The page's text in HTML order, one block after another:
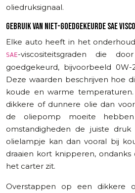
oliedruksignaal.
GEBRUIK VAN NIET-GOEDGEKEURDE SAE
Elke auto heeft in het
SAE-viscositeitsgraden die
goedgekeurd, bijvoorbeeld
Deze waarden beschrijven hoe
koude en warme
dikkere of dunnere olie dan
de oliepomp moeite
omstandigheden de juiste
olielampje kan dan vooral bij
draaien kort knipperen,
het carter zit.
Overstappen op een dikkere